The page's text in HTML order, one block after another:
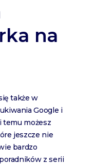
na
także w
Google i
temu możesz
jeszcze nie
bardzo
z serii